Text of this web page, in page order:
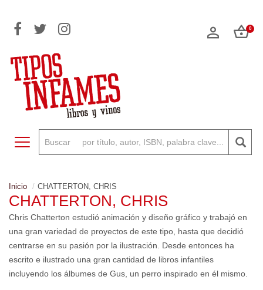
0
Toggle navigation
Inicio CHATTERTON, CHRIS
CHATTERTON, CHRIS
Chris Chatterton estudió animación y diseño gráfico y trabajó en
una gran variedad de proyectos de este tipo, hasta que decidió
centrarse en su pasión por la ilustración. Desde entonces ha
escrito e ilustrado una gran cantidad de libros infantiles
incluyendo los álbumes de Gus, un perro inspirado en él mismo.